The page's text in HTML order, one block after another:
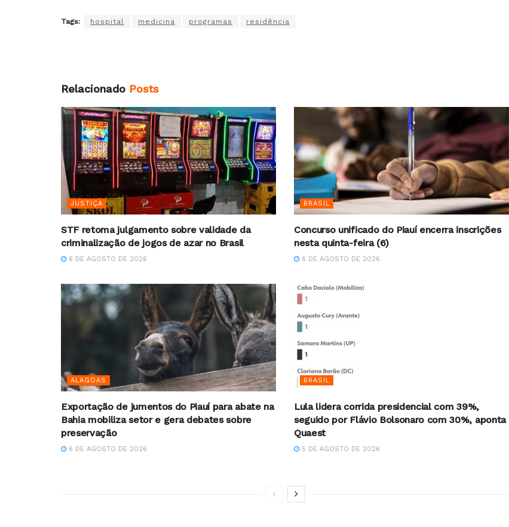
Tags: hospital medicina programas residência
Relacionado Posts
JUSTIÇA
STF retoma julgamento sobre validade da
criminalização de jogos de azar no Brasil
6 DE AGOSTO DE 2026
BRASIL
Concurso unificado do Piauí encerra inscrições
nesta quinta-feira (6)
6 DE AGOSTO DE 2026
ALAGOAS
Exportação de jumentos do Piauí para abate na
Bahia mobiliza setor e gera debates sobre
preservação
6 DE AGOSTO DE 2026
BRASIL
Lula lidera corrida presidencial com 39%,
seguido por Flávio Bolsonaro com 30%, aponta
Quaest
5 DE AGOSTO DE 2026